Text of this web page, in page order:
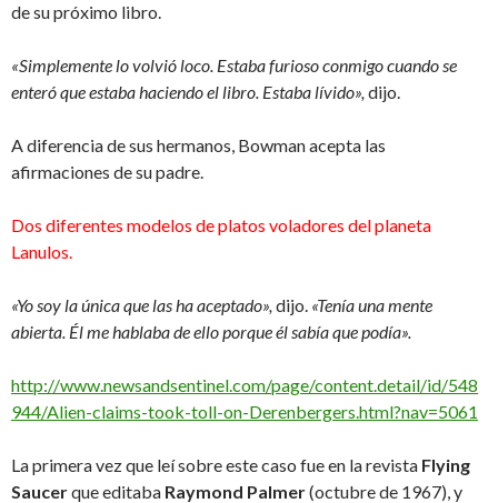
de su próximo libro.
«Simplemente lo volvió loco. Estaba furioso conmigo cuando se
enteró que estaba haciendo el libro. Estaba lívido», dijo.
A diferencia de sus hermanos, Bowman acepta las
afirmaciones de su padre.
Dos diferentes modelos de platos voladores del planeta
Lanulos.
«Yo soy la única que las ha aceptado», dijo. «Tenía una mente
abierta. Él me hablaba de ello porque él sabía que podía».
http://www.newsandsentinel.com/page/content.detail/id/548
944/Alien-claims-took-toll-on-Derenbergers.html?nav=5061
La primera vez que leí sobre este caso fue en la revista Flying
Saucerque editaba Raymond Palmer(octubre de 1967), y